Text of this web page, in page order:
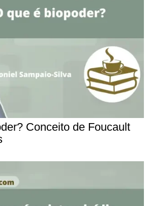
Conceito de Foucault